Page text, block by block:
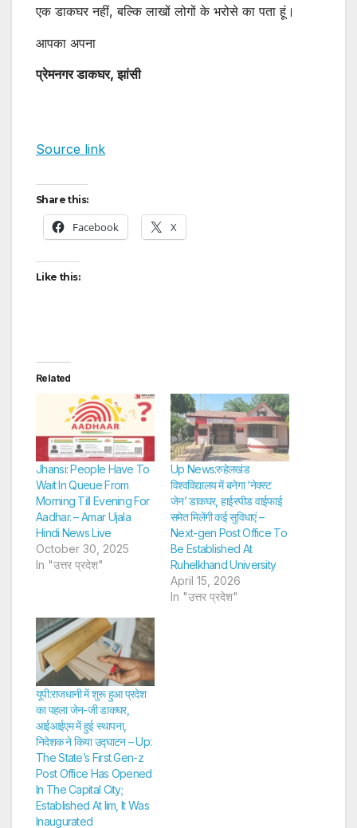
एक डाकघर नहीं, बल्कि लाखों लोगों के भरोसे का पता हूं।
आपका अपना
प्रेमनगर डाकघर, झांसी
Source link
Share this:
Facebook X
Like this:
Related
Jhansi: People Have To
Wait In Queue From
Morning Till Evening For
Aadhar. – Amar Ujala
Hindi News Live
October 30, 2025
In "उत्तर प्रदेश"
Up News:रुहेलखंड
विश्वविद्यालय में बनेगा ‘नेक्स्ट
जेन’ डाकघर, हाईस्पीड वाईफाई
समेत मिलेंगी कई सुविधाएं –
Next-gen Post Office To
Be Established At
Ruhelkhand University
April 15, 2026
In "उत्तर प्रदेश"
यूपी:राजधानी में शुरू हुआ प्रदेश
का पहला जेन-जी डाकघर,
आईआईएम में हुई स्थापना,
निदेशक ने किया उद्घाटन – Up:
The State’s First Gen-z
Post Office Has Opened
In The Capital City;
Established At Iim, It Was
Inaugurated